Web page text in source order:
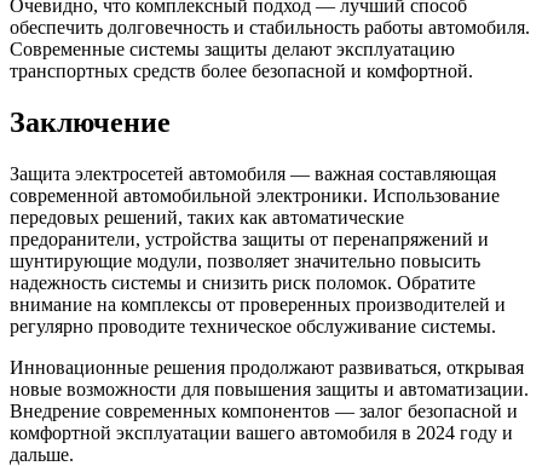
Очевидно, что комплексный подход — лучший способ
обеспечить долговечность и стабильность работы автомобиля.
Современные системы защиты делают эксплуатацию
транспортных средств более безопасной и комфортной.
Заключение
Защита электросетей автомобиля — важная составляющая
современной автомобильной электроники. Использование
передовых решений, таких как автоматические
предоранители, устройства защиты от перенапряжений и
шунтирующие модули, позволяет значительно повысить
надежность системы и снизить риск поломок. Обратите
внимание на комплексы от проверенных производителей и
регулярно проводите техническое обслуживание системы.
Инновационные решения продолжают развиваться, открывая
новые возможности для повышения защиты и автоматизации.
Внедрение современных компонентов — залог безопасной и
комфортной эксплуатации вашего автомобиля в 2024 году и
дальше.